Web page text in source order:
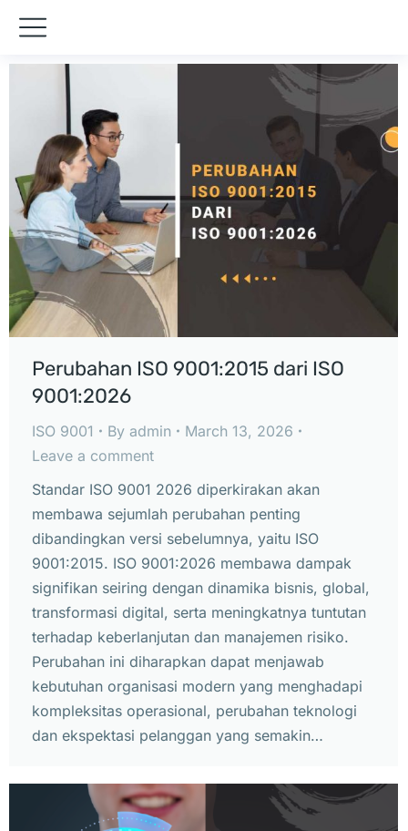
Perubahan ISO 9001:2015 dari ISO
9001:2026
ISO 9001 By admin
March 13, 2026
Leave a comment
Standar ISO 9001 2026 diperkirakan akan
membawa sejumlah perubahan penting
dibandingkan versi sebelumnya, yaitu ISO
9001:2015. ISO 9001:2026 membawa dampak
signifikan seiring dengan dinamika bisnis, global,
transformasi digital, serta meningkatnya tuntutan
terhadap keberlanjutan dan manajemen risiko.
Perubahan ini diharapkan dapat menjawab
kebutuhan organisasi modern yang menghadapi
kompleksitas operasional, perubahan teknologi
dan ekspektasi pelanggan yang semakin…